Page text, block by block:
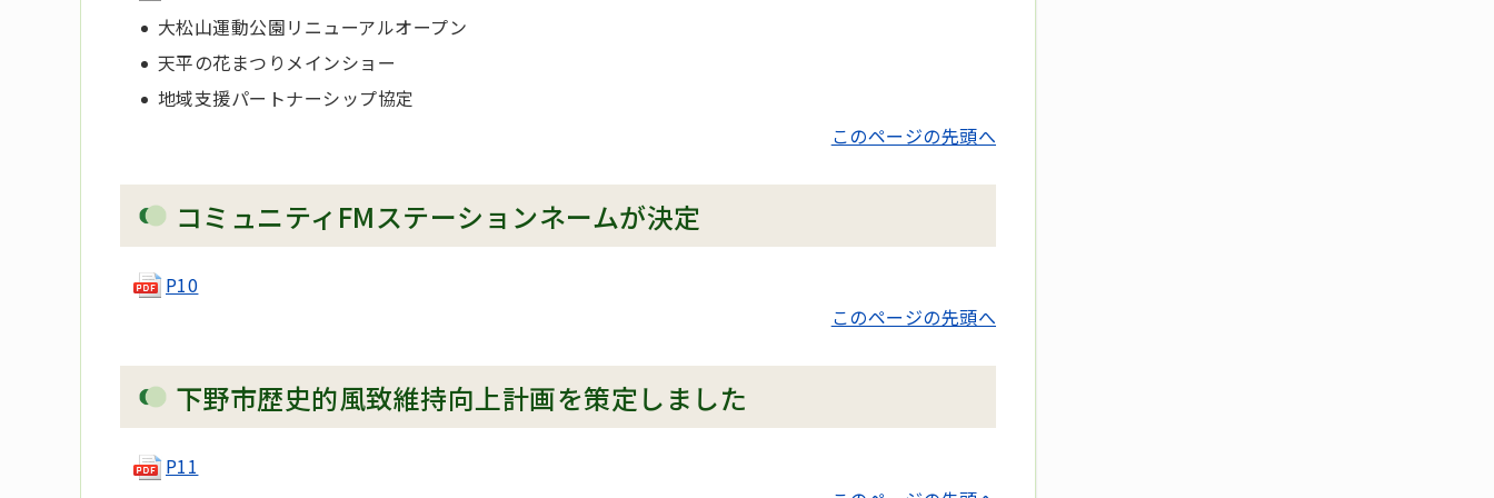
大松山運動公園リニューアルオープン
天平の花まつりメインショー
地域支援パートナーシップ協定
このページの先頭へ
コミュニティFMステーションネームが決定
P10
このページの先頭へ
下野市歴史的風致維持向上計画を策定しました
P11